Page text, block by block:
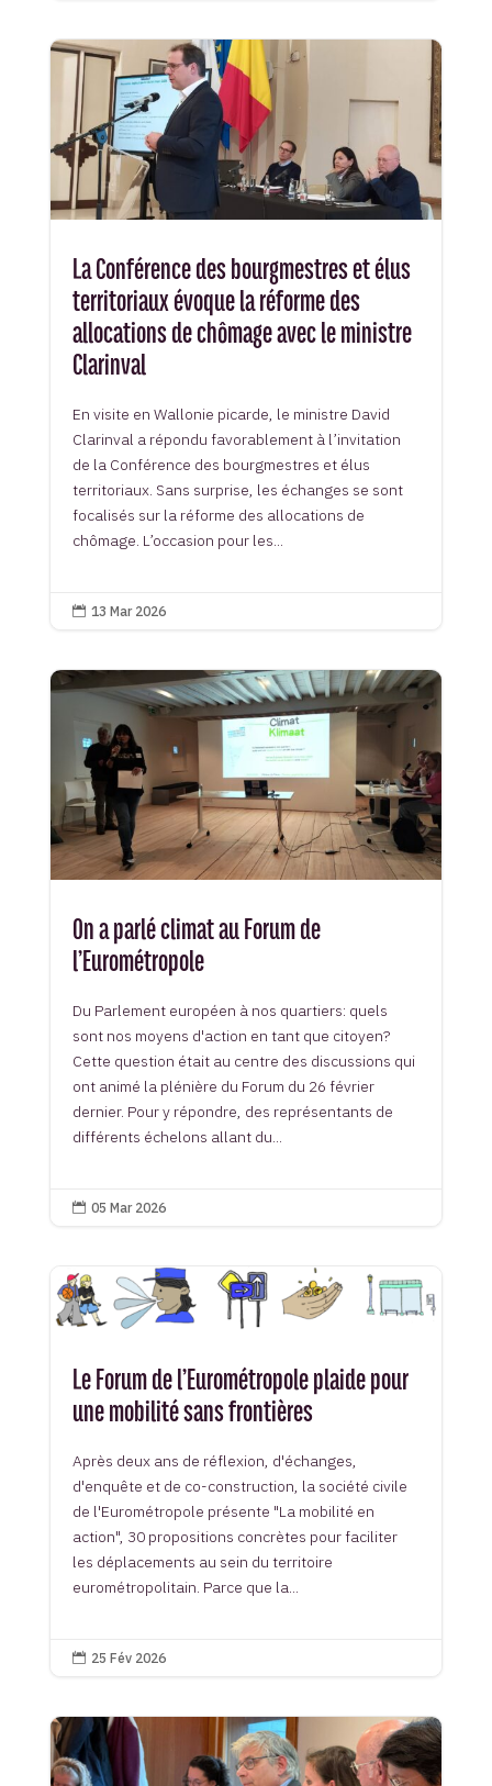
La Conférence des bourgmestres et élus
territoriaux évoque la réforme des
allocations de chômage avec le ministre
Clarinval
En visite en Wallonie picarde, le ministre David
Clarinval a répondu favorablement à l’invitation
de la Conférence des bourgmestres et élus
territoriaux. Sans surprise, les échanges se sont
focalisés sur la réforme des allocations de
chômage. L’occasion pour les...
 13 Mar 2026
On a parlé climat au Forum de
l’Eurométropole
Du Parlement européen à nos quartiers: quels
sont nos moyens d'action en tant que citoyen?
Cette question était au centre des discussions qui
ont animé la plénière du Forum du 26 février
dernier. Pour y répondre, des représentants de
différents échelons allant du...
 05 Mar 2026
Le Forum de l’Eurométropole plaide pour
une mobilité sans frontières
Après deux ans de réflexion, d'échanges,
d'enquête et de co-construction, la société civile
de l'Eurométropole présente "La mobilité en
action", 30 propositions concrètes pour faciliter
les déplacements au sein du territoire
eurométropolitain. Parce que la...
 25 Fév 2026